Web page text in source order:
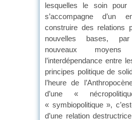
lesquelles le soin pour
s’accompagne d’un
construire des relations
nouvelles bases,
nouveaux
l’interdépendance entre
principes politique de
l’heure de
d’une «
« symbiopolitique »,
d’une relation